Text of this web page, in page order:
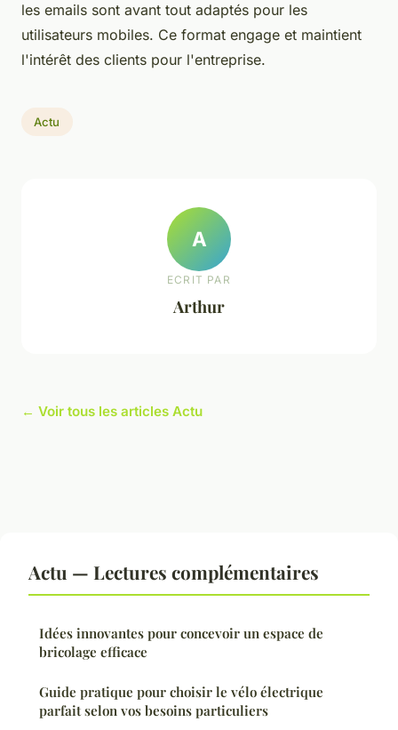
les emails sont avant tout adaptés pour les
utilisateurs mobiles. Ce format engage et maintient
l'intérêt des clients pour l'entreprise.
Actu
A
ECRIT PAR
Arthur
← Voir tous les articles Actu
Actu — Lectures complémentaires
Idées innovantes pour concevoir un espace de
bricolage efficace
Guide pratique pour choisir le vélo électrique
parfait selon vos besoins particuliers